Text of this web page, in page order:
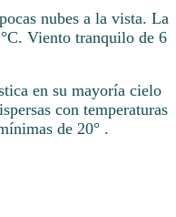
nubes a la vista. La
Viento tranquilo de 6
en su mayoría cielo
con temperaturas
de 20° .